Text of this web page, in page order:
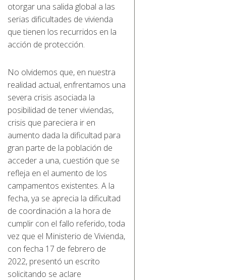
otorgar una salida global a las
serias dificultades de vivienda
que tienen los recurridos en la
acción de protección.
No olvidemos que, en nuestra
realidad actual, enfrentamos una
severa crisis asociada la
posibilidad de tener viviendas,
crisis que pareciera ir en
aumento dada la dificultad para
gran parte de la población de
acceder a una, cuestión que se
refleja en el aumento de los
campamentos existentes. A la
fecha, ya se aprecia la dificultad
de coordinación a la hora de
cumplir con el fallo referido, toda
vez que el Ministerio de Vivienda,
con fecha 17 de febrero de
2022, presentó un escrito
solicitando se aclare